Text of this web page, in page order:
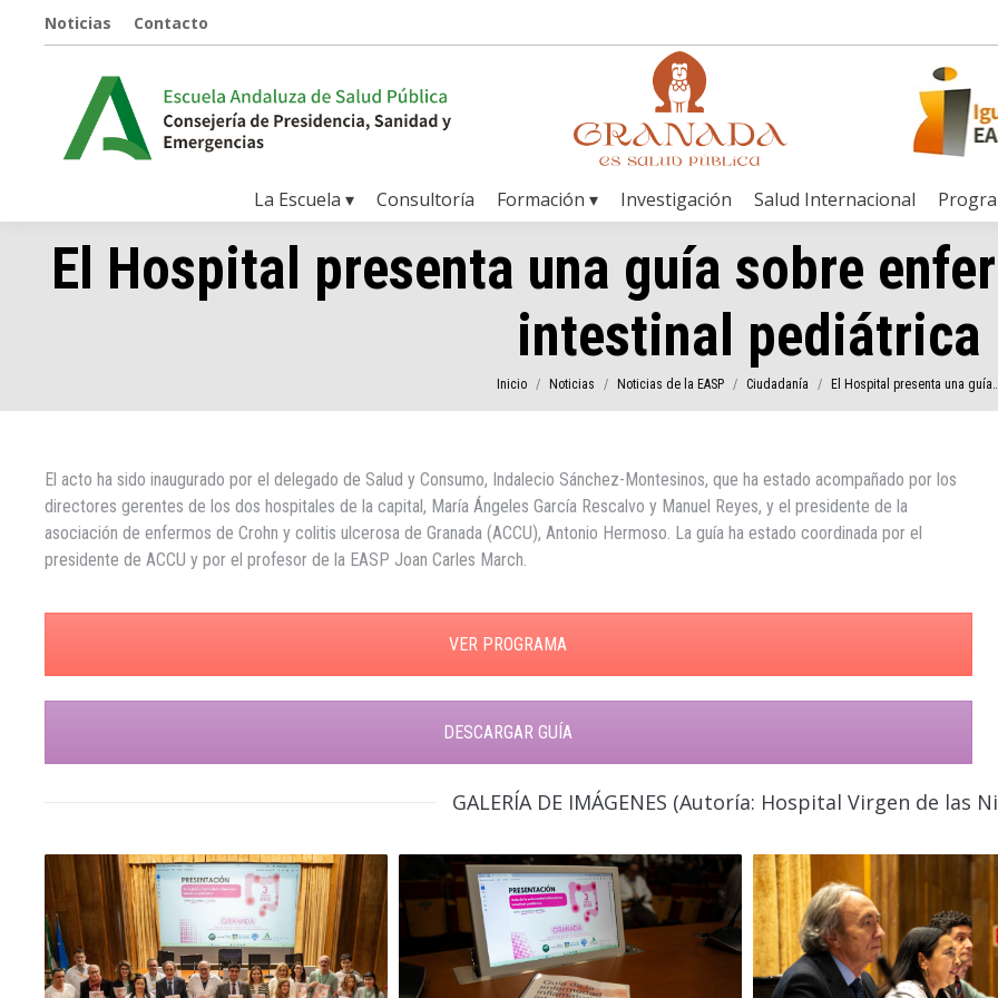
Noticias Contacto
La Escuela ▾ Consultoría Formación ▾ Investigación Salud Internacional
El Hospital presenta una guía sobre
intestinal pediátrica
Estás aquí:
Inicio Noticias Noticias de la EASP Ciudadanía El Hospital presenta una guía…
El acto ha sido inaugurado por el delegado de Salud y Consumo, Indalecio Sánchez-Montesinos, que ha estado acompañado por los
directores gerentes de los dos hospitales de la capital, María Ángeles García Rescalvo y Manuel Reyes, y el presidente de la
asociación de enfermos de Crohn y colitis ulcerosa de Granada (ACCU), Antonio Hermoso. La guía ha estado coordinada por el
presidente de ACCU y por el profesor de la EASP Joan Carles March.
VER PROGRAMA
DESCARGAR GUÍA
GALERÍA DE IMÁGENES (Autoría: Hospital Virgen de las